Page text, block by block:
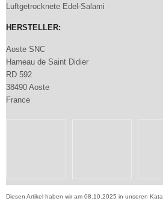
Luftgetrocknete Edel-Salami
HERSTELLER:
Aoste SNC
Hameau de Saint Didier
RD 592
38490 Aoste
France
Diesen Artikel haben wir am 08.10.2025 in unseren